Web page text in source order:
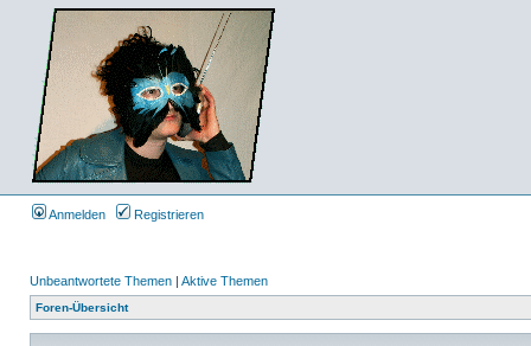
Anmelden Registrieren
Unbeantwortete Themen | Aktive Themen
Foren-Übersicht